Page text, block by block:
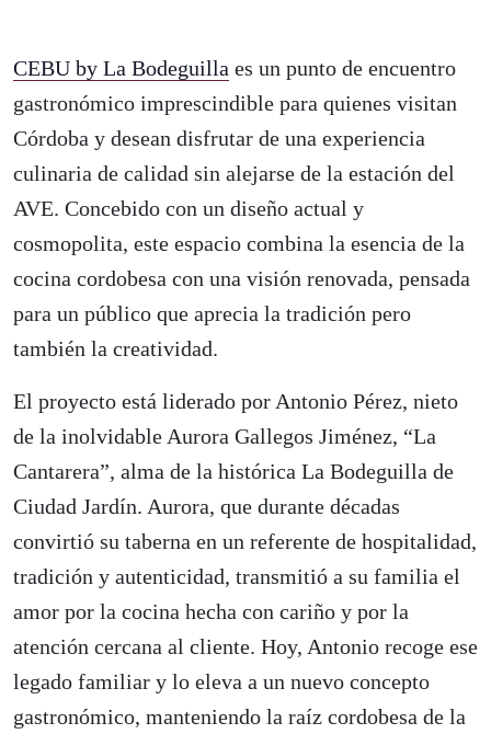
CEBU by La Bodeguilla es un punto de encuentro
gastronómico imprescindible para quienes visitan
Córdoba y desean disfrutar de una experiencia
culinaria de calidad sin alejarse de la estación del
AVE. Concebido con un diseño actual y
cosmopolita, este espacio combina la esencia de la
cocina cordobesa con una visión renovada, pensada
para un público que aprecia la tradición pero
también la creatividad.
El proyecto está liderado por Antonio Pérez, nieto
de la inolvidable Aurora Gallegos Jiménez, “La
Cantarera”, alma de la histórica La Bodeguilla de
Ciudad Jardín. Aurora, que durante décadas
convirtió su taberna en un referente de hospitalidad,
tradición y autenticidad, transmitió a su familia el
amor por la cocina hecha con cariño y por la
atención cercana al cliente. Hoy, Antonio recoge ese
legado familiar y lo eleva a un nuevo concepto
gastronómico, manteniendo la raíz cordobesa de la